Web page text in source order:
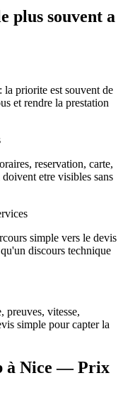
plus souvent a
la priorite est souvent de
et rendre la prestation
reservation, carte,
etre visibles sans
simple vers le devis
discours technique
preuves, vitesse,
simple pour capter la
à Nice — Prix